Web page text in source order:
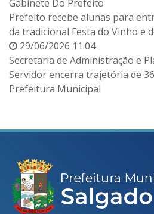
Gabinete Do Prefeito
Prefeito recebe alunas para
da tradicional Festa do Vinho e
29/06/2026 11:04
Secretaria de Administração e
Servidor encerra trajetória de
Prefeitura Municipal